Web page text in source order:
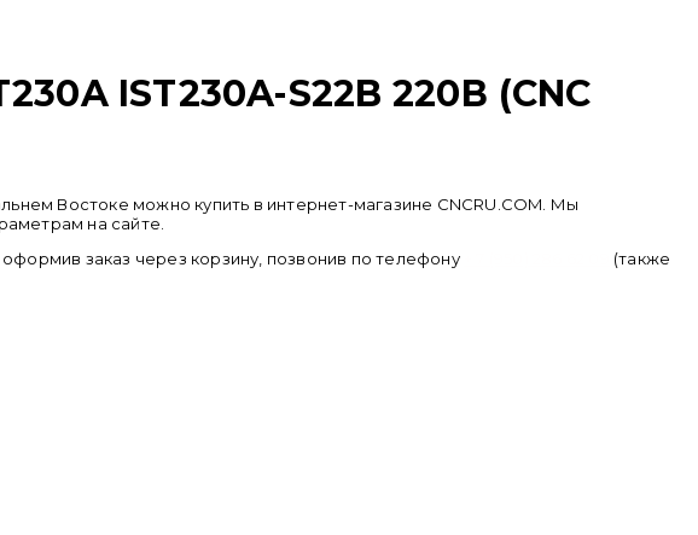
IST230A-S22B 220В (CNC
Востоке можно купить в интернет-магазине CNCRU.COM. Мы
на сайте.
заказ через корзину, позвонив по телефону
(также